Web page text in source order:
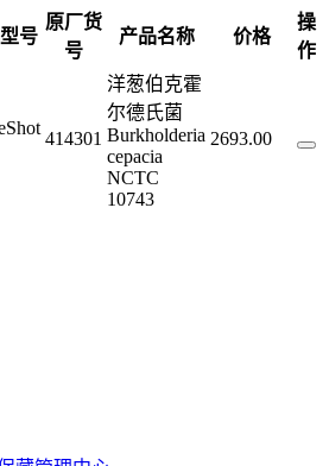
号
原厂货
号
产品名称 价格
操
作
414301
洋葱伯克霍
尔德氏菌
Burkholderia
cepacia
NCTC
10743
2693.00